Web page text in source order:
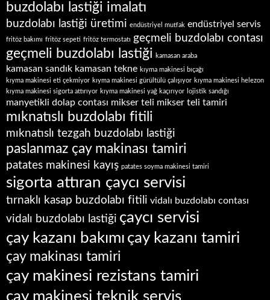
buzdolabı lastiği imalatı
buzdolabı lastiği üretimi endüstriyel mutfak endüstriyel servis
fritöz bakımı fritöz sepeti fritöz termostatı geçmeli buzdolabı contası
geçmeli buzdolabı lastiği kamasan araba
kamasan sandık kamasan tekne kıyma makinesi bıçağı
kıyma makinesi eti çekmiyor kıyma makinesi gürültülü çalışıyor kıyma makinesi helezon
kıyma makinesi sigorta attırıyor kıyma makinesi yağ kaçırıyor lojistik sandığı
manyetikli dolap contası mikser teli mikser teli tamiri
mıknatıslı buzdolabı fitili
mıknatıslı tezgah buzdolabı lastiği
paslanmaz çay makinası tamiri
patates makinesi kayış patates soyma makinesi tamiri
sigorta attıran çaycı servisi
tırnaklı kasap buzdolabı fitili vidalı buzdolabı contası
vidalı buzdolabı lastiği çaycı servisi
çay kazanı bakımı çay kazanı tamiri
çay makinası tamiri
çay makinesi rezistans tamiri
çay makinesi teknik servis